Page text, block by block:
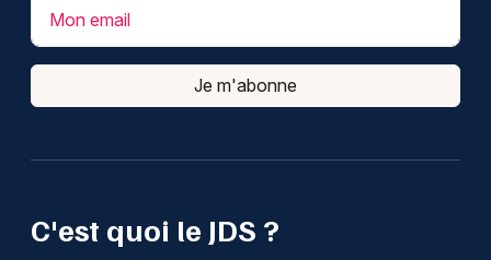
C'est quoi le JDS ?
Mon email
Je m'abonne